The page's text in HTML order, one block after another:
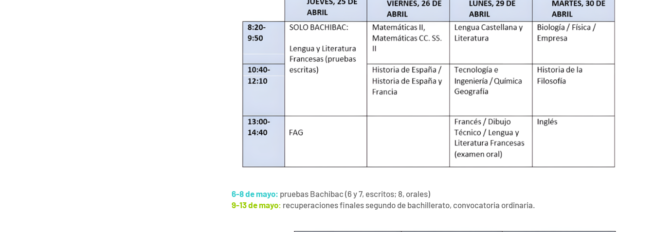
6-8 de mayo: pruebas Bachibac (6 y 7, escritos; 8, orales)
9-13 de mayo: recuperaciones finales segundo de bachillerato, convocatoria ordinaria.